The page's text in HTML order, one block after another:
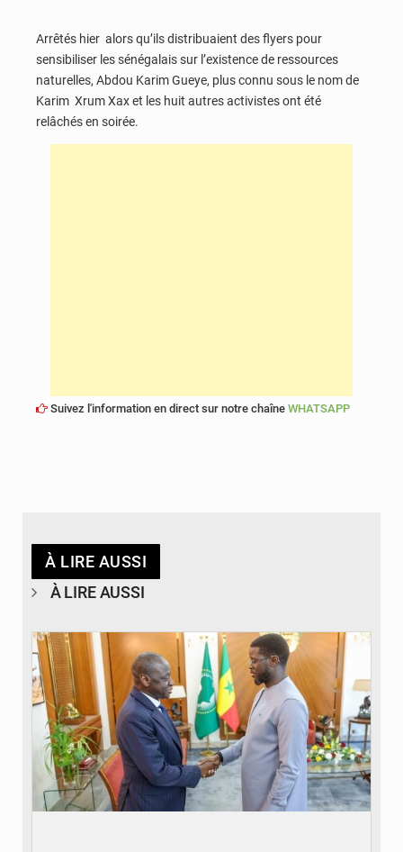
Arrêtés hier alors qu’ils distribuaient des flyers pour
sensibiliser les sénégalais sur l’existence de ressources
naturelles, Abdou Karim Gueye, plus connu sous le nom de
Karim Xrum Xax et les huit autres activistes ont été
relâchés en soirée.
Suivez l'information en direct sur notre chaîne WHATSAPP
À LIRE AUSSI
À LIRE AUSSI